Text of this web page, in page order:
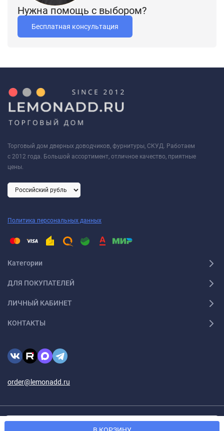
Нужна помощь с выбором?
Бесплатная консультация
Торговый дом дверных доводчиков, фурнитуры, СКУД. Работаем
с 2012 года. Большой ассортимент, отличное качество, приятные
цены.
Политика персональных данных
Категории
ДЛЯ ПОКУПАТЕЛЕЙ
ЛИЧНЫЙ КАБИНЕТ
КОНТАКТЫ
order@lemonadd.ru